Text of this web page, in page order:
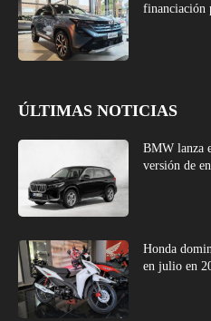
financiación
ÚLTIMAS NOTICIAS
BMW lanza
versión de
Honda
en julio en